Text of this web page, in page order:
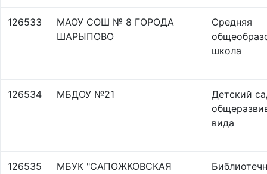
126533
МАОУ СОШ № 8 ГОРОДА
ШАРЫПОВО
Средняя
школа
126534 МБДОУ №21
Детский
вида
126535
МБУК "САПОЖКОВСКАЯ